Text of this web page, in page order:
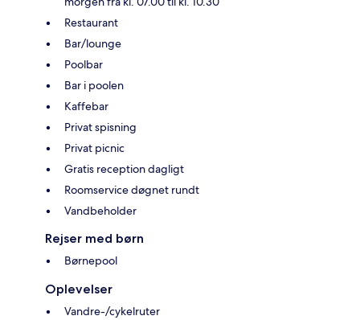
Restaurant
Bar/lounge
Poolbar
Bar i poolen
Kaffebar
Privat spisning
Privat picnic
Gratis reception dagligt
Roomservice døgnet rundt
Vandbeholder
Rejser med børn
Børnepool
Oplevelser
Vandre-/cykelruter